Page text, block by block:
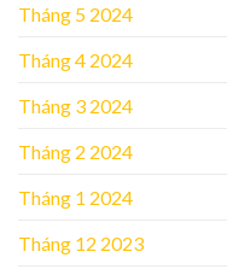
Tháng 5 2024
Tháng 4 2024
Tháng 3 2024
Tháng 2 2024
Tháng 1 2024
Tháng 12 2023